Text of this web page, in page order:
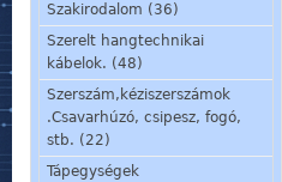
Szakirodalom (36)
Szerelt hangtechnikai
kábelok. (48)
Szerszám,kéziszerszámok
.Csavarhúzó, csipesz, fogó,
stb. (22)
Tápegységek